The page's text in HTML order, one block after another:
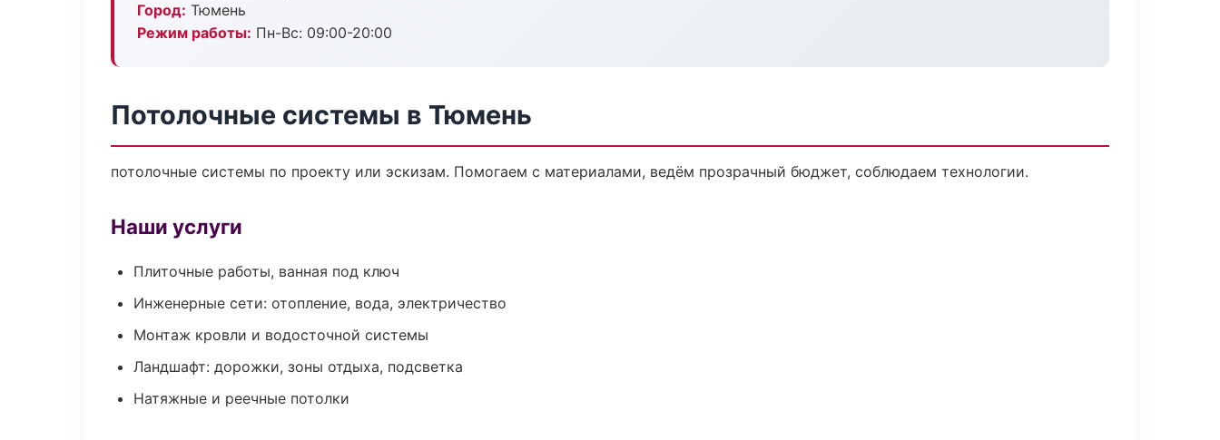
Город: Тюмень
Режим работы: Пн-Вс: 09:00-20:00
Потолочные системы в Тюмень
потолочные системы по проекту или эскизам. Помогаем с материалами, ведём прозрачный бюджет, соблюдаем технологии.
Наши услуги
Плиточные работы, ванная под ключ
Инженерные сети: отопление, вода, электричество
Монтаж кровли и водосточной системы
Ландшафт: дорожки, зоны отдыха, подсветка
Натяжные и реечные потолки